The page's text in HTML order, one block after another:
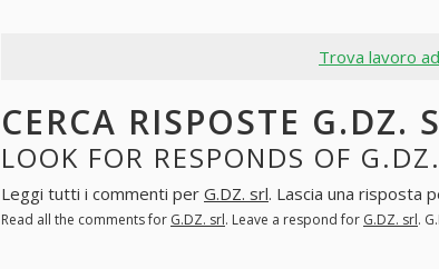
Trova lavoro
CERCA RISPOSTE G.DZ.
LOOK FOR RESPONDS OF
Leggi tutti i commenti per G.DZ. srl. Lascia una risposta
Read all the comments for G.DZ. srl. Leave a respond for G.DZ. srl.